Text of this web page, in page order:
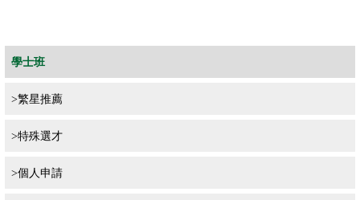
學士班
>繁星推薦
>特殊選才
>個人申請